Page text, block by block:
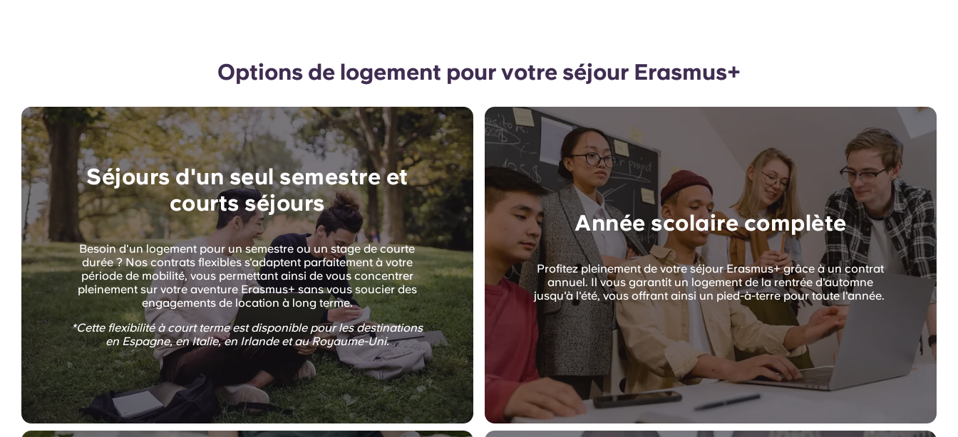
Options de logement pour votre séjour Erasmus+
Séjours d'un seul semestre et
courts séjours
Besoin d'un logement pour un semestre ou un stage de courte
durée ? Nos contrats flexibles s'adaptent parfaitement à votre
période de mobilité, vous permettant ainsi de vous concentrer
pleinement sur votre aventure Erasmus+ sans vous soucier des
engagements de location à long terme.
*Cette flexibilité à court terme est disponible pour les destinations
en Espagne, en Italie, en Irlande et au Royaume-Uni.
Année scolaire complète
Profitez pleinement de votre séjour Erasmus+ grâce à un contrat
annuel. Il vous garantit un logement de la rentrée d'automne
jusqu'à l'été, vous offrant ainsi un pied-à-terre pour toute l'année.